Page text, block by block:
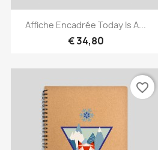
Snel bekijken
Affiche Encadrée Today Is A...
€ 34,80
favorite_border